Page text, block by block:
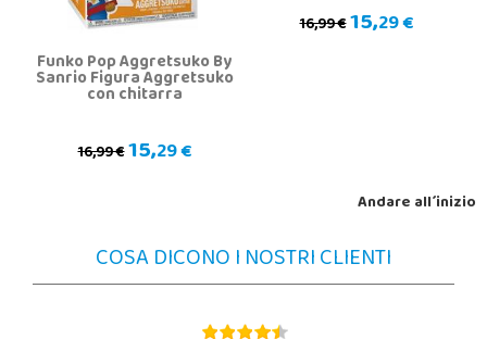
Funko Pop Aggretsuko By
Sanrio Figura Aggretsuko
con chitarra
16,99 €15,29 €
16,99 €15,29 €
Andare all´inizio
COSA DICONO I NOSTRI CLIENTI